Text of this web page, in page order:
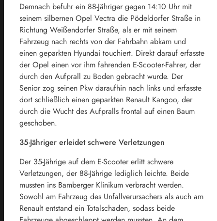
Demnach befuhr ein 88-Jähriger gegen 14:10 Uhr mit
seinem silbernen Opel Vectra die Pödeldorfer Straße in
Richtung Weißendorfer Straße, als er mit seinem
Fahrzeug nach rechts von der Fahrbahn abkam und
einen geparkten Hyundai touchiert. Direkt darauf erfasste
der Opel einen vor ihm fahrenden E-Scooter-Fahrer, der
durch den Aufprall zu Boden gebracht wurde. Der
Senior zog seinen Pkw daraufhin nach links und erfasste
dort schließlich einen geparkten Renault Kangoo, der
durch die Wucht des Aufpralls frontal auf einen Baum
geschoben.
35-Jähriger erleidet schwere Verletzungen
Der 35-Jährige auf dem E-Scooter erlitt schwere
Verletzungen, der 88-Jährige lediglich leichte. Beide
mussten ins Bamberger Klinikum verbracht werden.
Sowohl am Fahrzeug des Unfallverursachers als auch am
Renault entstand ein Totalschaden, sodass beide